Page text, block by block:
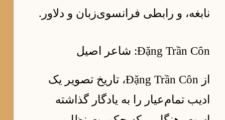
نابغه، و رابطی فرانسوی‌زبان و دلاور.
Đặng Trần Côn: شاعر اصیل
از Đặng Trần Côn، تاریخ تصویر یک
ادیب تمام‌عیار را به یادگار گذاشته